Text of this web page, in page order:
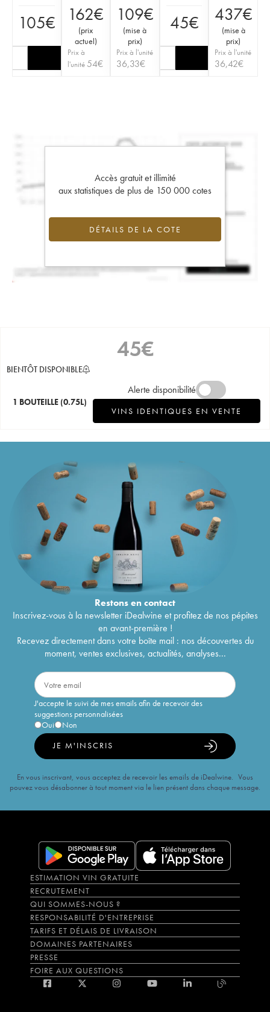
105€ 162€
(prix
actuel)
Prix à
l'unité 54€
109€
(mise à
prix)
Prix à l'unité
36,33€
45€ 437€
(mise à
prix)
Prix à l'unité
36,42€
Accès gratuit et illimité
aux statistiques de plus de 150 000 cotes
DÉTAILS DE LA COTE
BIENTÔT DISPONIBLE
45€
1 BOUTEILLE (0.75L)
Alerte disponibilité
VINS IDENTIQUES EN VENTE
Restons encontact
Inscrivez-vous à la newsletter iDealwine et profitez de nos pépites
en avant-première !
Recevez directement dans votre boîte mail : nos découvertes du
moment, ventes exclusives, actualités, analyses...
J'accepte le suivi de mes emails afin de recevoir des
suggestions personnalisées
Oui
Non
JE M'INSCRIS
En vous inscrivant, vous acceptez de recevoir les emails de iDealwine. Vous
pouvez vous désabonner à tout moment via le lien présent dans chaque message.
ESTIMATION VIN GRATUITE
RECRUTEMENT
QUI SOMMES-NOUS ?
RESPONSABILITÉ D'ENTREPRISE
TARIFS ET DÉLAIS DE LIVRAISON
DOMAINES PARTENAIRES
PRESSE
FOIRE AUX QUESTIONS